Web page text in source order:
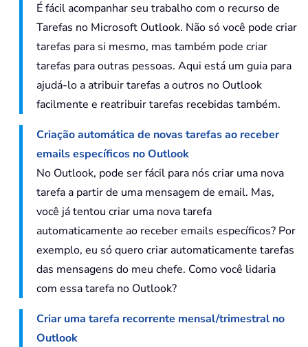
É fácil acompanhar seu trabalho com o recurso de
Tarefas no Microsoft Outlook. Não só você pode criar
tarefas para si mesmo, mas também pode criar
tarefas para outras pessoas. Aqui está um guia para
ajudá-lo a atribuir tarefas a outros no Outlook
facilmente e reatribuir tarefas recebidas também.
Criação automática de novas tarefas ao receber
emails específicos no Outlook
No Outlook, pode ser fácil para nós criar uma nova
tarefa a partir de uma mensagem de email. Mas,
você já tentou criar uma nova tarefa
automaticamente ao receber emails específicos? Por
exemplo, eu só quero criar automaticamente tarefas
das mensagens do meu chefe. Como você lidaria
com essa tarefa no Outlook?
Criar uma tarefa recorrente mensal/trimestral no
Outlook